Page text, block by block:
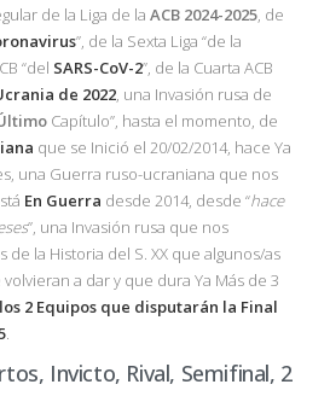
de la Liga de la ACB 2024-2025, de
”, de la Sexta Liga “de la
“del SARS-CoV-2”, de la Cuarta ACB
de 2022, una Invasión rusa de
Capítulo”, hasta el momento, de
que se Inició el 20/02/2014, hace Ya
una Guerra ruso-ucraniana que nos
En Guerra desde 2014, desde “hace
”, una Invasión rusa que nos
de la Historia del S. XX que algunos/as
a dar y que dura Ya Más de 3
2 Equipos que disputarán la Final
.
Invicto, Rival, Semifinal, 2